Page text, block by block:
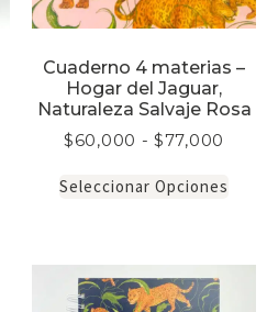
Cuaderno 4 materias –
Hogar del Jaguar,
Naturaleza Salvaje Rosa
$60,000 - $77,000
Seleccionar Opciones